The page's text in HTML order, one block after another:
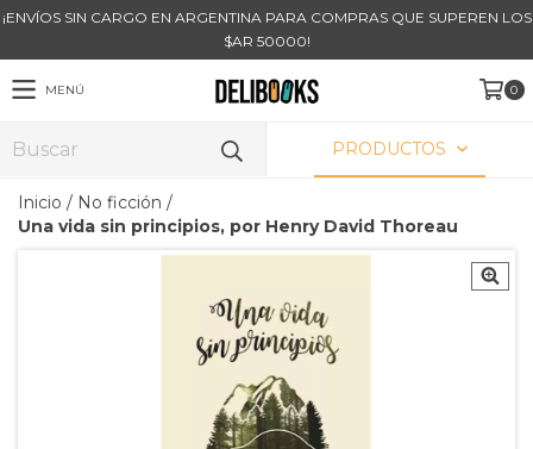
¡ENVÍOS SIN CARGO EN ARGENTINA PARA COMPRAS QUE SUPEREN LOS
$AR 50000!
MENÚ 0
PRODUCTOS
Inicio / No ficción /
Una vida sin principios, por Henry David Thoreau